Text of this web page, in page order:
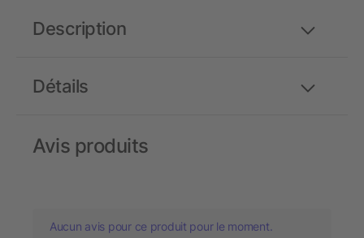
Détails
Description
Avis produits
Aucun avis pour ce produit pour le moment.